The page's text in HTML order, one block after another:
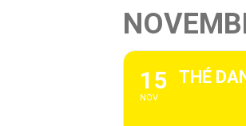
15
NOV
THÉ